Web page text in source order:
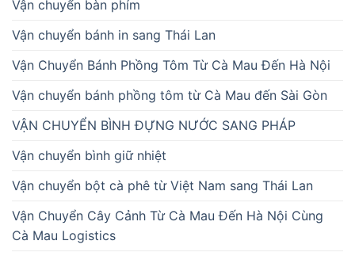
Vận chuyển bàn phím
Vận chuyển bánh in sang Thái Lan
Vận Chuyển Bánh Phồng Tôm Từ Cà Mau Đến Hà Nội
Vận chuyển bánh phồng tôm từ Cà Mau đến Sài Gòn
VẬN CHUYỂN BÌNH ĐỰNG NƯỚC SANG PHÁP
Vận chuyển bình giữ nhiệt
Vận chuyển bột cà phê từ Việt Nam sang Thái Lan
Vận Chuyển Cây Cảnh Từ Cà Mau Đến Hà Nội Cùng
Cà Mau Logistics